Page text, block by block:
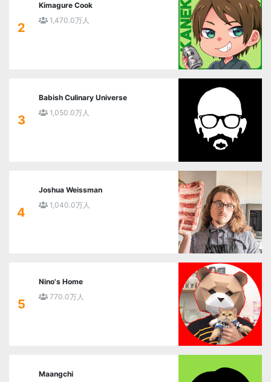
2
Kimagure Cook
1,470.0万人
3
Babish Culinary Universe
1,050.0万人
4
Joshua Weissman
1,040.0万人
5
Nino's Home
770.0万人
Maangchi